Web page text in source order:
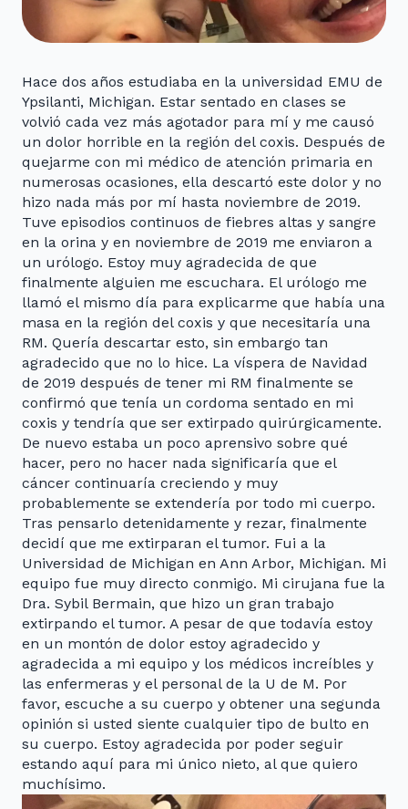
Hace dos años estudiaba en la universidad EMU de
Ypsilanti, Michigan. Estar sentado en clases se
volvió cada vez más agotador para mí y me causó
un dolor horrible en la región del coxis. Después de
quejarme con mi médico de atención primaria en
numerosas ocasiones, ella descartó este dolor y no
hizo nada más por mí hasta noviembre de 2019.
Tuve episodios continuos de fiebres altas y sangre
en la orina y en noviembre de 2019 me enviaron a
un urólogo. Estoy muy agradecida de que
finalmente alguien me escuchara. El urólogo me
llamó el mismo día para explicarme que había una
masa en la región del coxis y que necesitaría una
RM. Quería descartar esto, sin embargo tan
agradecido que no lo hice. La víspera de Navidad
de 2019 después de tener mi RM finalmente se
confirmó que tenía un cordoma sentado en mi
coxis y tendría que ser extirpado quirúrgicamente.
De nuevo estaba un poco aprensivo sobre qué
hacer, pero no hacer nada significaría que el
cáncer continuaría creciendo y muy
probablemente se extendería por todo mi cuerpo.
Tras pensarlo detenidamente y rezar, finalmente
decidí que me extirparan el tumor. Fui a la
Universidad de Michigan en Ann Arbor, Michigan. Mi
equipo fue muy directo conmigo. Mi cirujana fue la
Dra. Sybil Bermain, que hizo un gran trabajo
extirpando el tumor. A pesar de que todavía estoy
en un montón de dolor estoy agradecido y
agradecida a mi equipo y los médicos increíbles y
las enfermeras y el personal de la U de M. Por
favor, escuche a su cuerpo y obtener una segunda
opinión si usted siente cualquier tipo de bulto en
su cuerpo. Estoy agradecida por poder seguir
estando aquí para mi único nieto, al que quiero
muchísimo.